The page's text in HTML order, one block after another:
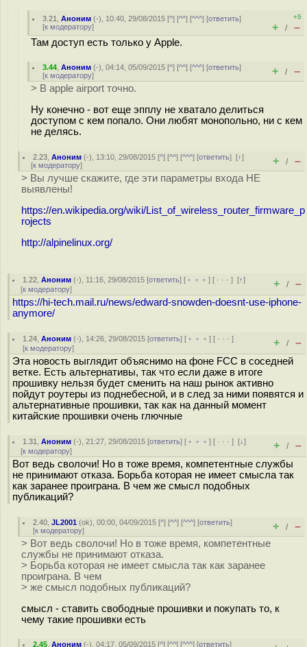
3.21 ,Аноним (-), 10:40, 29/08/2015 [^] [^^] [^^^] [ответить]
[к модератору]
+5
+ / –
Там доступ есть только у Apple.
3.44 ,Аноним (-), 04:14, 05/09/2015 [^] [^^] [^^^] [ответить]
[к модератору] + / –
> В apple airport точно.
Ну конечно - вот еще эпплу не хватало делиться
доступом с кем попало. Они любят монопольно, ни с кем
не делясь.
2.23 ,Аноним (-), 13:10, 29/08/2015 [^] [^^] [^^^] [ответить][↑]
[к модератору] + / –
> Вы лучше скажите, где эти параметры входа НЕ
выявлены!
https://en.wikipedia.org/wiki/List_of_wireless_router_firmware_p
rojects
http://alpinelinux.org/
1.22 ,Аноним (-), 11:16, 29/08/2015 [ответить] [ ﹢﹢﹢] [ · · ·][↑]
[к модератору] + / –
https://hi-tech.mail.ru/news/edward-snowden-doesnt-use-iphone-
anymore/
1.24 ,Аноним (-), 14:26, 29/08/2015 [ответить] [ ﹢﹢﹢] [ · · ·]
[к модератору] + / –
Эта новость выглядит объяснимо на фоне FCC в соседней
ветке. Есть альтернативы, так что если даже в итоге
прошивку нельзя будет сменить на наш рынок активно
пойдут роутеры из поднебесной, и в след за ними появятся и
альтернативные прошивки, так как на данный момент
китайские прошивки очень глючные
1.31 ,Аноним (-), 21:27, 29/08/2015 [ответить] [ ﹢﹢﹢] [ · · ·][↓]
[к модератору] + / –
Вот ведь сволочи! Но в тоже время, компетентные службы
не принимают отказа. Борьба которая не имеет смысла так
как заранее проиграна. В чем же смысл подобных
публикаций?
2.40 ,JL2001 (ok), 00:00, 04/09/2015 [^] [^^] [^^^] [ответить]
[к модератору] + / –
> Вот ведь сволочи! Но в тоже время, компетентные
службы не принимают отказа.
> Борьба которая не имеет смысла так как заранее
проиграна. В чем
> же смысл подобных публикаций?
смысл - ставить свободные прошивки и покупать то, к
чему такие прошивки есть
2.45 ,Аноним (-), 04:17, 05/09/2015 [^] [^^] [^^^] [ответить]